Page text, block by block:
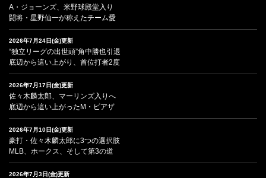
A・ジョーンズ、米野球殿堂入り
闘将・星野仙一が称えたチーム愛
2026年7月24日(金)更新
“独立リーグの出世頭”角中勝也引退
底辺から這い上がり、首位打者2度
2026年7月17日(金)更新
佐々木麟太郎、マーリンズ入りへ
底辺から這い上がったM・ピアザ
2026年7月10日(金)更新
豪打・佐々木麟太郎に3つの選択肢
MLB、ホークス、そして第3の道
2026年7月3日(金)更新